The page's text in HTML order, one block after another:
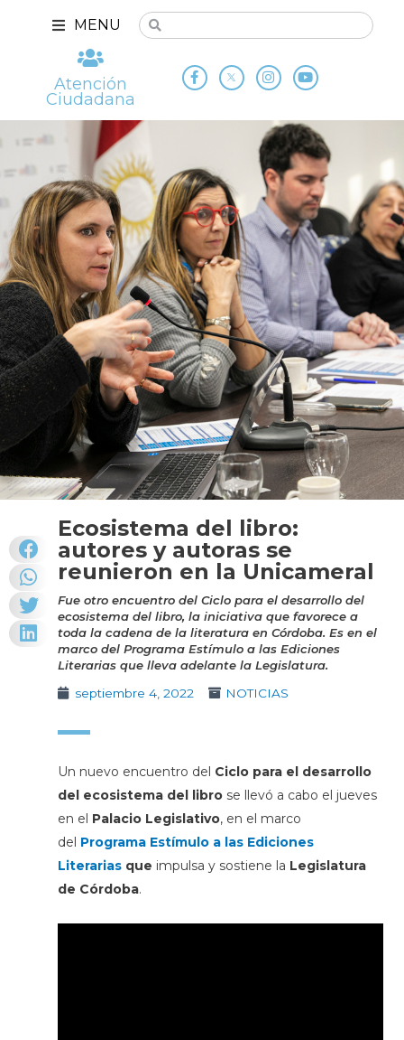
MENU
Atención
Ciudadana
Ecosistema del libro:
autores y autoras se
reunieron en la Unicameral
Fue otro encuentro del Ciclo para el desarrollo del
ecosistema del libro, la iniciativa que favorece a
toda la cadena de la literatura en Córdoba. Es en el
marco del Programa Estímulo a las Ediciones
Literarias que lleva adelante la Legislatura.
septiembre 4, 2022
NOTICIAS
Un nuevo encuentro del Ciclo para el desarrollo
del ecosistema del librose llevó a cabo el jueves
en el Palacio Legislativo, en el marco
del Programa Estímulo a las Ediciones
Literariasque impulsa y sostiene la Legislatura
de Córdoba.